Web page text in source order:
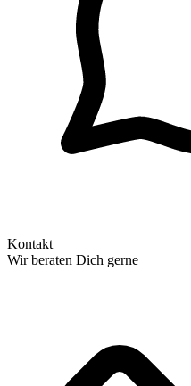
Kontakt
Wir beraten Dich gerne